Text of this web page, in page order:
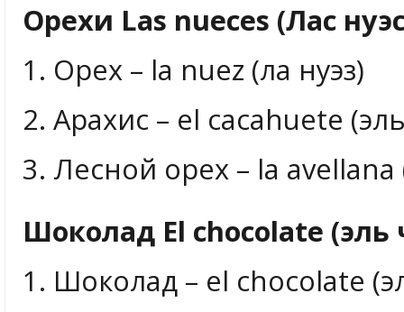
Орехи Las nueces (Лас
1. Орех – la nuez (ла нуэз)
2. Арахис – el cacahuete
3. Лесной орех – la avellana
Шоколад El chocolate (эль
1. Шоколад – el chocolate